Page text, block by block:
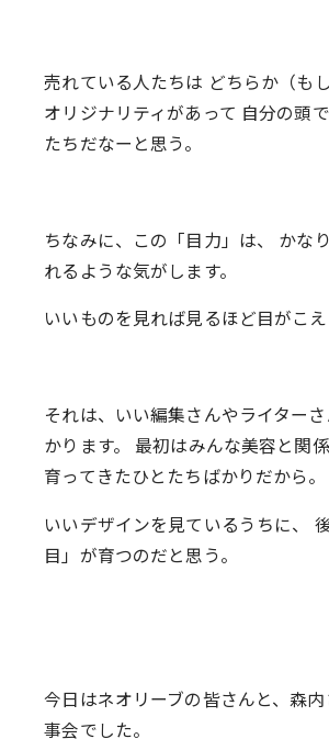
売れている人たちは どちらか（も
オリジナリティがあって 自分の頭
たちだなーと思う。
ちなみに、この「目力」は、 かな
れるような気がします。
いいものを見れば見るほど目がこえ
それは、いい編集さんやライター
かります。 最初はみんな美容と関
育ってきたひとたちばかりだから。
いいデザインを見ているうちに、
目」が育つのだと思う。
今日はネオリーブの皆さんと、森
事会でした。